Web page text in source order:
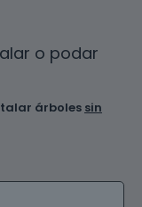
o podar
árboles sin